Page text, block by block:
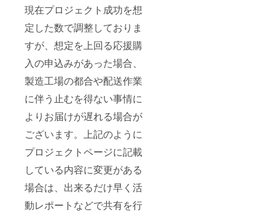
現在プロジェクト成功を想
定した数で調整しておりま
すが、想定を上回る応援購
入の申込みがあった場合、
製造工場の都合や配送作業
に伴う止むを得ない事情に
よりお届けが遅れる場合が
ございます。上記のように
プロジェクトページに記載
している内容に変更がある
場合は、出来るだけ早く活
動レポートなどで共有を行